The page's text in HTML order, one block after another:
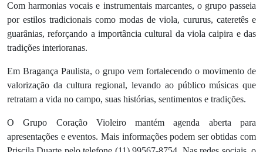
Com harmonias vocais e instrumentais marcantes, o grupo passeia
por estilos tradicionais como modas de viola, cururus, cateretês e
guarânias, reforçando a importância cultural da viola caipira e das
tradições interioranas.
Em Bragança Paulista, o grupo vem fortalecendo o movimento de
valorização da cultura regional, levando ao público músicas que
retratam a vida no campo, suas histórias, sentimentos e tradições.
O Grupo Coração Violeiro mantém agenda aberta para
apresentações e eventos. Mais informações podem ser obtidas com